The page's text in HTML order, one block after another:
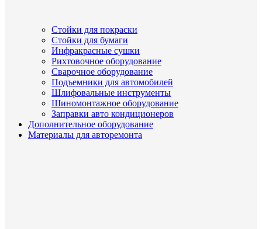
Стойки для покраски
Стойки для бумаги
Инфракрасные сушки
Рихтовочное оборудование
Сварочное оборудование
Подъемники для автомобилей
Шлифовальные инструменты
Шиномонтажное оборудование
Заправки авто кондиционеров
Дополнительное оборудование
Материалы для авторемонта